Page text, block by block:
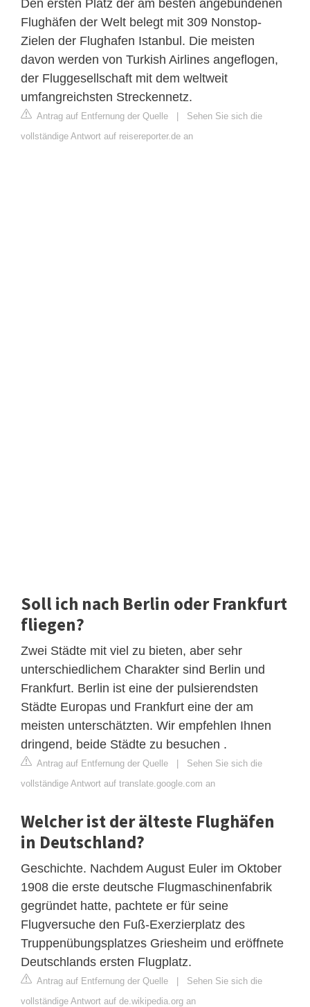
Den ersten Platz der am besten angebundenen
Flughäfen der Welt belegt mit 309 Nonstop-
Zielen der Flughafen Istanbul. Die meisten
davon werden von Turkish Airlines angeflogen,
der Fluggesellschaft mit dem weltweit
umfangreichsten Streckennetz.
Antrag auf Entfernung der Quelle | Sehen Sie sich die
vollständige Antwort auf reisereporter.de an
Soll ich nach Berlin oder Frankfurt
fliegen?
Zwei Städte mit viel zu bieten, aber sehr
unterschiedlichem Charakter sind Berlin und
Frankfurt. Berlin ist eine der pulsierendsten
Städte Europas und Frankfurt eine der am
meisten unterschätzten. Wir empfehlen Ihnen
dringend, beide Städte zu besuchen .
Antrag auf Entfernung der Quelle | Sehen Sie sich die
vollständige Antwort auf translate.google.com an
Welcher ist der älteste Flughäfen
in Deutschland?
Geschichte. Nachdem August Euler im Oktober
1908 die erste deutsche Flugmaschinenfabrik
gegründet hatte, pachtete er für seine
Flugversuche den Fuß-Exerzierplatz des
Truppenübungsplatzes Griesheim und eröffnete
Deutschlands ersten Flugplatz.
Antrag auf Entfernung der Quelle | Sehen Sie sich die
vollständige Antwort auf de.wikipedia.org an